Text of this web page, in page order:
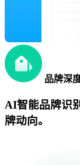
品牌深
AI智能品牌识
牌动向。